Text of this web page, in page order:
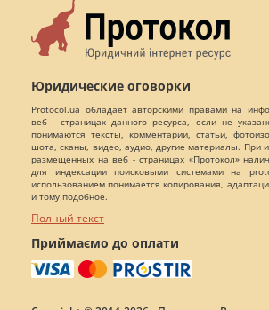
Юридические оговорки
Protocol.ua обладает авторскими правами на
веб - страницах данного ресурса, если не
понимаются тексты, комментарии, статьи,
шота, сканы, видео, аудио, другие материалы. При
размещенных на веб - страницах «Протокол»
для индексации поисковыми системами на
использованием понимается копирования,
и тому подобное.
Полный текст
Приймаємо до оплати